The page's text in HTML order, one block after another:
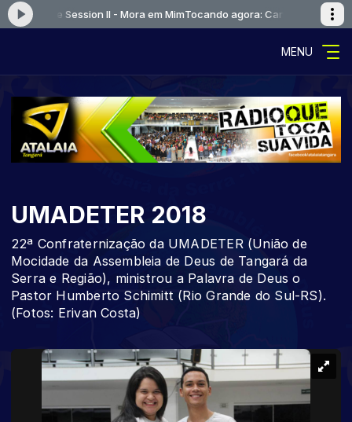
- Live Session II - Mora em MimTocando agora: Canção e Louvor -
MENU
UMADETER 2018
22ª Confraternização da UMADETER (União de
Mocidade da Assembleia de Deus de Tangará da
Serra e Região), ministrou a Palavra de Deus o
Pastor Humberto Schimitt (Rio Grande do Sul-RS).
(Fotos: Erivan Costa)